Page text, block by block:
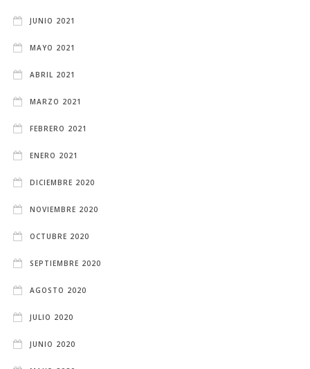
JUNIO 2021
MAYO 2021
ABRIL 2021
MARZO 2021
FEBRERO 2021
ENERO 2021
DICIEMBRE 2020
NOVIEMBRE 2020
OCTUBRE 2020
SEPTIEMBRE 2020
AGOSTO 2020
JULIO 2020
JUNIO 2020